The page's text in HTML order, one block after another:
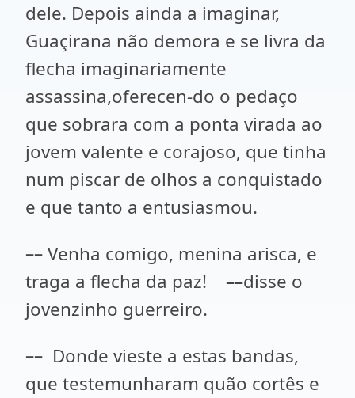
dele. Depois ainda a imaginar,
Guaçirana não demora e se livra da
flecha imaginariamente
assassina,oferecen-do o pedaço
que sobrara com a ponta virada ao
jovem valente e corajoso, que tinha
num piscar de olhos a conquistado
e que tanto a entusiasmou.
––Venha comigo, menina arisca, e
traga a flecha da paz! ––disse o
jovenzinho guerreiro.
–– Donde vieste a estas bandas,
que testemunharam quão cortês e